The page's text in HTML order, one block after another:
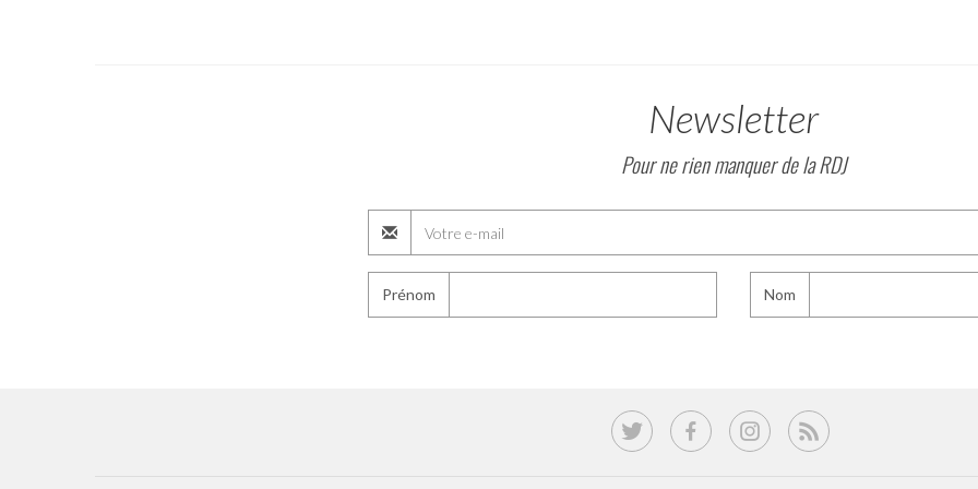
Newsletter
Pour ne rien manquer de la RDJ
Prénom Nom